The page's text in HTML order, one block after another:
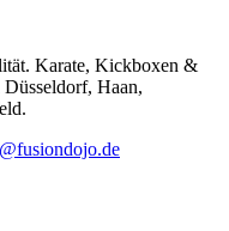
Karate, Kickboxen &
Haan,